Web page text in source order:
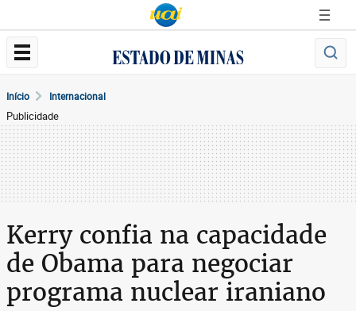
Início Internacional
Publicidade
Kerry confia na capacidade
de Obama para negociar
programa nuclear iraniano